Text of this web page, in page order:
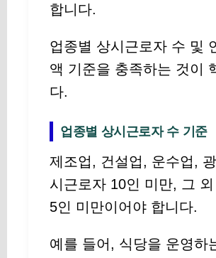
합니다.
업종별 상시근로자 수 및
액 기준을 충족하는 것이
다.
업종별 상시근로자 수 기준
제조업, 건설업, 운수업,
시근로자 10인 미만, 그
5인 미만이어야 합니다.
예를 들어, 식당을 운영하